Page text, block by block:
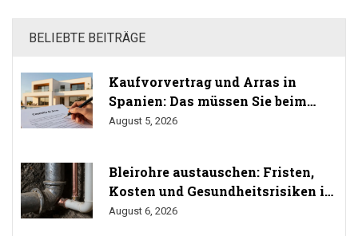
BELIEBTE BEITRÄGE
Kaufvorvertrag und Arras in
Spanien: Das müssen Sie beim
Immobilienkauf wissen
August 5, 2026
Bleirohre austauschen: Fristen,
Kosten und Gesundheitsrisiken im
Trinkwasser
August 6, 2026